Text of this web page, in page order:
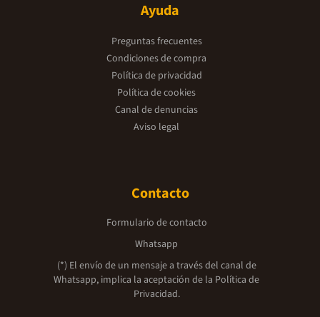
Ayuda
Preguntas frecuentes
Condiciones de compra
Política de privacidad
Política de cookies
Canal de denuncias
Aviso legal
Contacto
Formulario de contacto
Whatsapp
(*) El envío de un mensaje a través del canal de
Whatsapp, implica la aceptación de la Política de
Privacidad.